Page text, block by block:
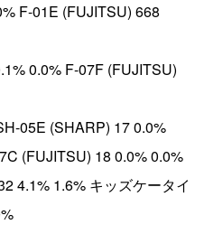
F-01E (FUJITSU) 668
0.0% F-07F (FUJITSU)
05E (SHARP) 17 0.0%
(FUJITSU) 18 0.0% 0.0%
4.1% 1.6% キッズケータイ